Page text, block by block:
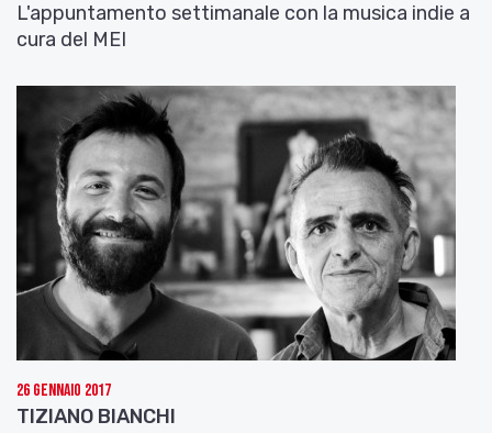
L'appuntamento settimanale con la musica indie a
cura del MEI
26 Gennaio 2017
TIZIANO BIANCHI